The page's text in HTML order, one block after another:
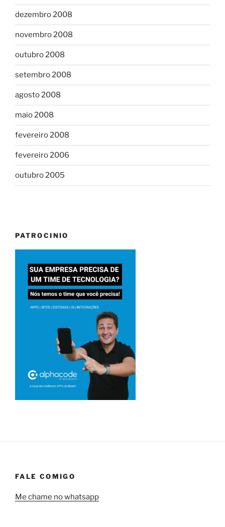
dezembro 2008
novembro 2008
outubro 2008
setembro 2008
agosto 2008
maio 2008
fevereiro 2008
fevereiro 2006
outubro 2005
PATROCINIO
FALE COMIGO
Me chame no whatsapp